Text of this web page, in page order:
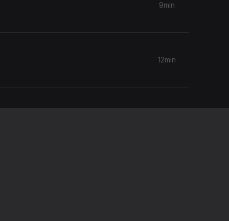
9min
12min